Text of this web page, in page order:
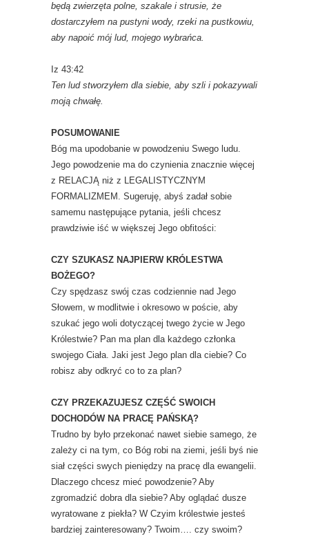
będą zwierzęta polne, szakale i strusie, że
dostarczyłem na pustyni wody, rzeki na pustkowiu,
aby napoić mój lud, mojego wybrańca.
Iz 43:42
Ten lud stworzyłem dla siebie, aby szli i pokazywali
moją chwałę.
POSUMOWANIE
Bóg ma upodobanie w powodzeniu Swego ludu.
Jego powodzenie ma do czynienia znacznie więcej
z RELACJĄ niż z LEGALISTYCZNYM
FORMALIZMEM. Sugeruję, abyś zadał sobie
samemu następujące pytania, jeśli chcesz
prawdziwie iść w większej Jego obfitości:
CZY SZUKASZ NAJPIERW KRÓLESTWA
BOŻEGO?
Czy spędzasz swój czas codziennie nad Jego
Słowem, w modlitwie i okresowo w poście, aby
szukać jego woli dotyczącej twego życie w Jego
Królestwie? Pan ma plan dla każdego członka
swojego Ciała. Jaki jest Jego plan dla ciebie? Co
robisz aby odkryć co to za plan?
CZY PRZEKAZUJESZ CZĘŚĆ SWOICH
DOCHODÓW NA PRACĘ PAŃSKĄ?
Trudno by było przekonać nawet siebie samego, że
zależy ci na tym, co Bóg robi na ziemi, jeśli byś nie
siał części swych pieniędzy na pracę dla ewangelii.
Dlaczego chcesz mieć powodzenie? Aby
zgromadzić dobra dla siebie? Aby oglądać dusze
wyratowane z piekła? W Czyim królestwie jesteś
bardziej zainteresowany? Twoim…. czy swoim?